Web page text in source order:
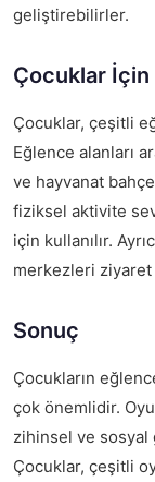
geliştirebilirler.
Çocuklar İçin
Çocuklar, çeşitli
Eğlence alanları
ve hayvanat
fiziksel aktivite
için kullanılır.
merkezleri
Sonuç
Çocukların
çok önemlidir.
zihinsel ve sosyal
Çocuklar, çeşitli